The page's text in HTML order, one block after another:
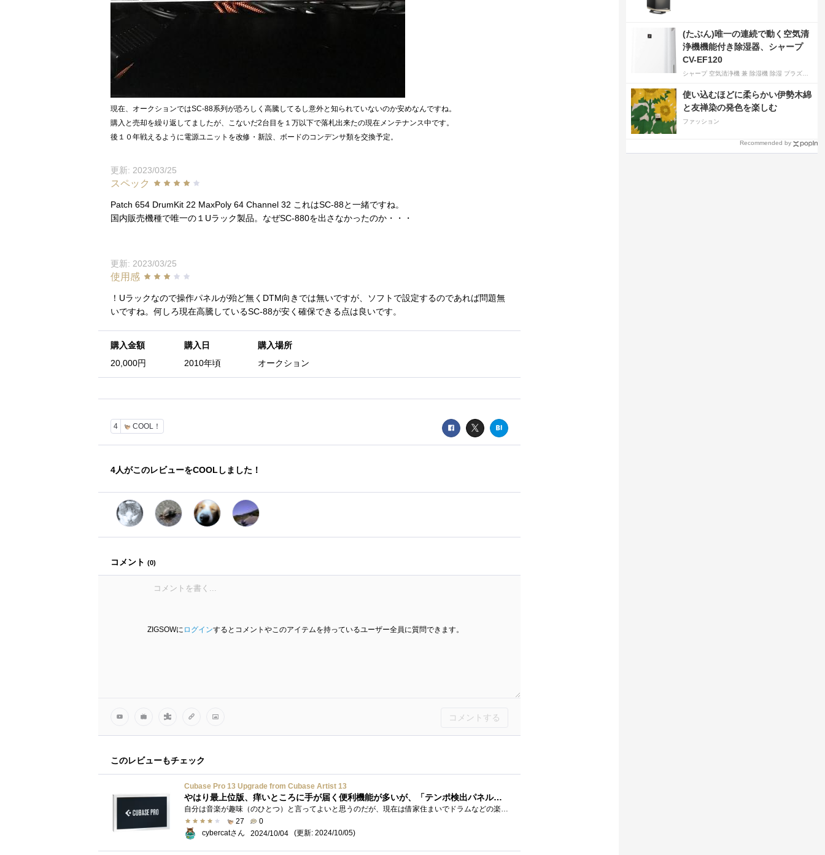
現在、オークションではSC-88系列が恐ろしく高騰してるし意外と知られていないのか安めなんですね。
購入と売却を繰り返してましたが、こないだ2台目を１万以下で落札出来たの現在メンテナンス中です。
後１０年戦えるように電源ユニットを改修・新設、ボードのコンデンサ類を交換予定。
更新: 2023/03/25
スペック
Patch 654 DrumKit 22 MaxPoly 64 Channel 32 これはSC-88と一緒ですね。
国内販売機種で唯一の１Uラック製品。なぜSC-880を出さなかったのか・・・
更新: 2023/03/25
使用感
！Uラックなので操作パネルが殆ど無くDTM向きでは無いですが、ソフトで設定するのであれば問題無
いですね。何しろ現在高騰しているSC-88が安く確保できる点は良いです。
購入金額
20,000円
購入日
2010年頃
購入場所
オークション
4 COOL！
4人がこのレビューをCOOLしました！
コメント (0)
ZIGSOWに ログインするとコメントやこのアイテムを持っているユーザー全員に質問できます。
コメントする
このレビューもチェック
Cubase Pro 13 Upgrade from Cubase Artist 13
やはり最上位版、痒いところに手が届く便利機能が多いが、「テンポ検出パネル」は（対象ファイルによっては）イマイチな点も....
自分は音楽が趣味（のひとつ）と言ってよいと思うのだが、現在は借家住まいでドラムなどの楽器の演奏が難しいので、最近は楽曲制作やその自�...
27
0
cybercatさん
2024/10/04 (更新: 2024/10/05)
(たぶん)唯一の連続で動く空気清
浄機機能付き除湿器、シャープ
CV-EF120
使い込むほどに柔らかい伊勢木綿
と友禅染の発色を楽しむ
ファッション
Recommended by